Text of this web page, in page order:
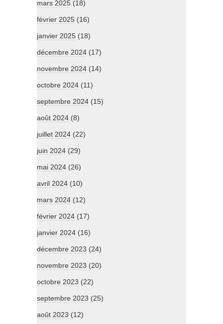
mars 2025 (18)
février 2025 (16)
janvier 2025 (18)
décembre 2024 (17)
novembre 2024 (14)
octobre 2024 (11)
septembre 2024 (15)
août 2024 (8)
juillet 2024 (22)
juin 2024 (29)
mai 2024 (26)
avril 2024 (10)
mars 2024 (12)
février 2024 (17)
janvier 2024 (16)
décembre 2023 (24)
novembre 2023 (20)
octobre 2023 (22)
septembre 2023 (25)
août 2023 (12)